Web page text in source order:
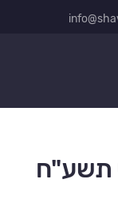
תשע"ח